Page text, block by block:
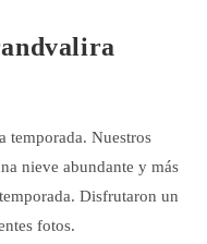
temporada. Nuestros
nieve abundante y más
Disfrutaron un
fotos.